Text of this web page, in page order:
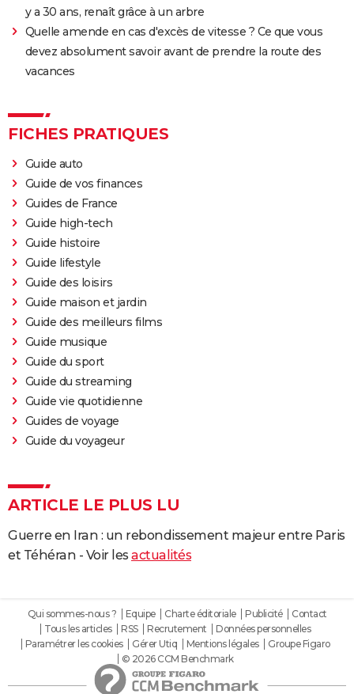
y a 30 ans, renaît grâce à un arbre
Quelle amende en cas d'excès de vitesse ? Ce que vous
devez absolument savoir avant de prendre la route des
vacances
FICHES PRATIQUES
Guide auto
Guide de vos finances
Guides de France
Guide high-tech
Guide histoire
Guide lifestyle
Guide des loisirs
Guide maison et jardin
Guide des meilleurs films
Guide musique
Guide du sport
Guide du streaming
Guide vie quotidienne
Guides de voyage
Guide du voyageur
ARTICLE LE PLUS LU
Guerre en Iran : un rebondissement majeur entre Paris
et Téhéran - Voir les actualités
Qui sommes-nous ? Equipe Charte éditoriale Publicité
Contact
Tous les articles
RSS Recrutement
Données personnelles
Paramétrer les cookies
Gérer Utiq Mentions légales
Groupe Figaro
© 2026 CCM Benchmark